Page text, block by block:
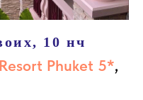
10 нч
Phuket 5*,